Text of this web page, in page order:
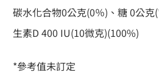
碳水化合物0公克(0％)、糖 0公
生素D 400 IU(10微克)(100%)
*參考值未訂定